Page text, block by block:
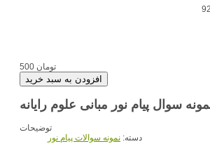
500 تومان
سوال پیام نور مبانی علوم رایانه
توضیحات
دسته: نمونه سوالات پیام نور